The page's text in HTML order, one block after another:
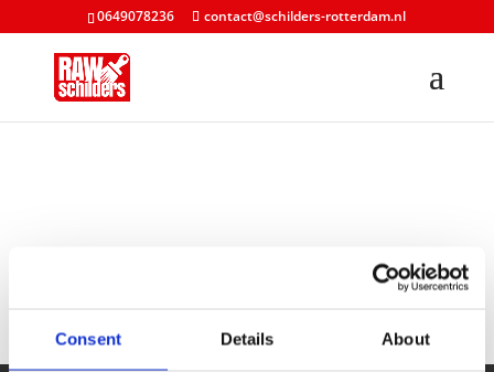
Consent Details About
0649078236 contact@schilders-rotterdam.nl